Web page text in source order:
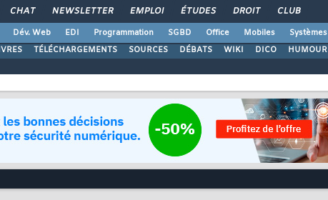
CHAT NEWSLETTER EMPLOI ÉTUDES DROIT CLUB
Dév. Web EDI Programmation SGBD Office Mobiles
Systèmes
TÉLÉCHARGEMENTS SOURCES DÉBATS WIKI DICO HUMOUR